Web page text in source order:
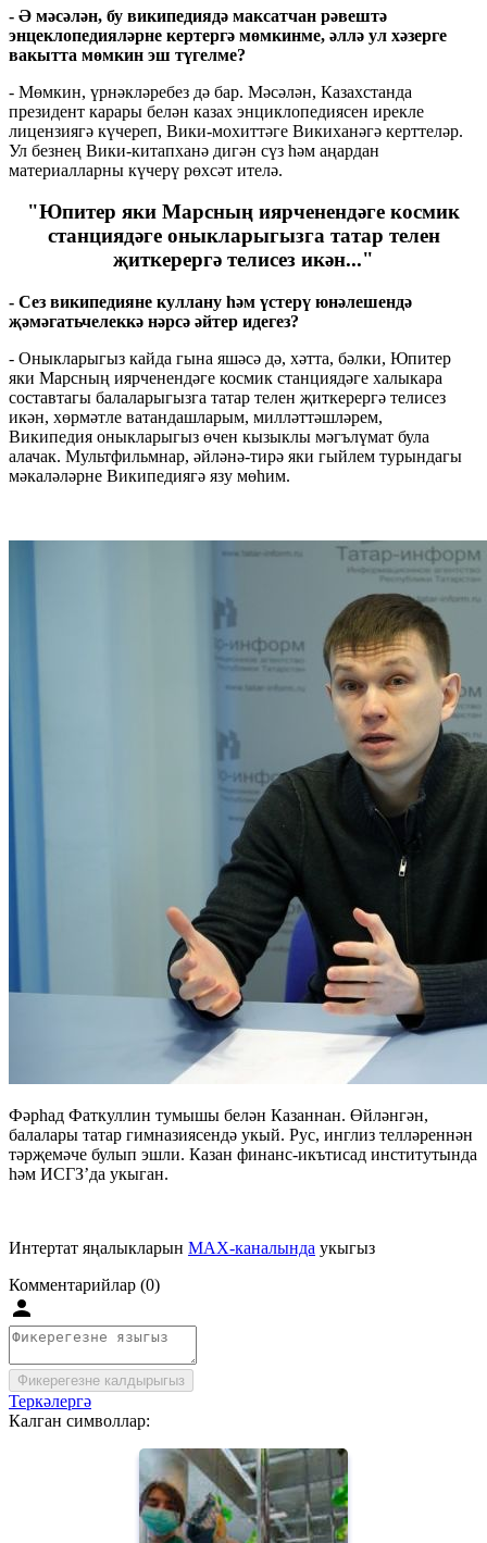
- Ә мәсәлән, бу википедиядә максатчан рәвештә
энцеклопедияләрне кертергә мөмкинме, әллә ул хәзерге
вакытта мөмкин эш түгелме?
- Мөмкин, үрнәкләребез дә бар. Мәсәлән, Казахстанда
президент карары белән казах энциклопедиясен ирекле
лицензиягә күчереп, Вики-мохиттәге Викиханәгә керттеләр.
Ул безнең Вики-китапханә дигән сүз һәм аңардан
материалларны күчерү рөхсәт ителә.
"Юпитер яки Марсның иярченендәге космик
станциядәге оныкларыгызга татар телен
җиткерергә телисез икән..."
- Сез википедияне куллану һәм үстерү юнәлешендә
җәмәгатьчелеккә нәрсә әйтер идегез?
- Оныкларыгыз кайда гына яшәсә дә, хәтта, бәлки, Юпитер
яки Марсның иярченендәге космик станциядәге халыкара
составтагы балаларыгызга татар телен җиткерергә телисез
икән, хөрмәтле ватандашларым, милләттәшләрем,
Википедия оныкларыгыз өчен кызыклы мәгълүмат була
алачак. Мультфильмнар, әйләнә-тирә яки гыйлем турындагы
мәкаләләрне Википедиягә язу мөһим.
Фәрһад Фаткуллин тумышы белән Казаннан. Өйләнгән,
балалары татар гимназиясендә укый. Рус, инглиз телләреннән
тәрҗемәче булып эшли. Казан финанс-икътисад институтында
һәм ИСГЗ’да укыган.
Интертат яңалыкларын MAX-каналында укыгыз
Комментарийлар (0)
Фикерегезне калдырыгыз
Теркәлергә
Калган символлар: